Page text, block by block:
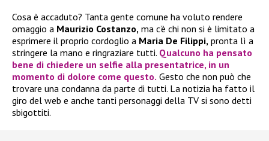
Cosa è accaduto? Tanta gente comune ha voluto rendere
omaggio a Maurizio Costanzo, ma c’è chi non si è limitato a
esprimere il proprio cordoglio a Maria De Filippi, pronta lì a
stringere la mano e ringraziare tutti. Qualcuno ha pensato
bene di chiedere un selfie alla presentatrice, in un
momento di dolore come questo. Gesto che non può che
trovare una condanna da parte di tutti. La notizia ha fatto il
giro del web e anche tanti personaggi della TV si sono detti
sbigottiti.